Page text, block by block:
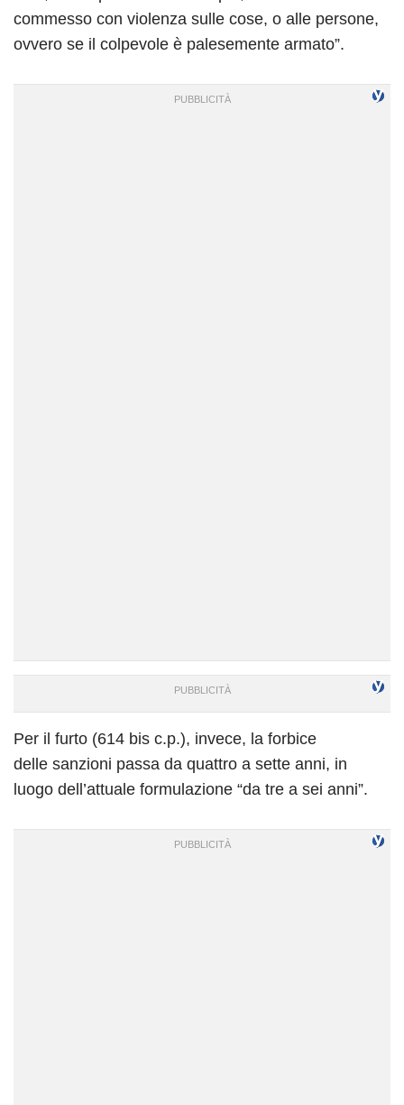
commesso con violenza sulle cose, o alle persone,
ovvero se il colpevole è palesemente armato”.
Per il furto (614 bis c.p.), invece, la forbice
delle sanzioni passa da quattro a sette anni, in
luogo dell’attuale formulazione “da tre a sei anni”.